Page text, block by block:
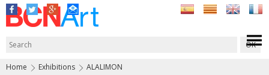
Home Exhibitions ALALIMON